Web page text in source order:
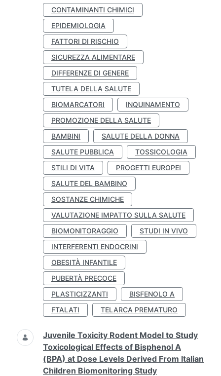
CONTAMINANTI CHIMICI
EPIDEMIOLOGIA
FATTORI DI RISCHIO
SICUREZZA ALIMENTARE
DIFFERENZE DI GENERE
TUTELA DELLA SALUTE
BIOMARCATORI
INQUINAMENTO
PROMOZIONE DELLA SALUTE
BAMBINI
SALUTE DELLA DONNA
SALUTE PUBBLICA
TOSSICOLOGIA
STILI DI VITA
PROGETTI EUROPEI
SALUTE DEL BAMBINO
SOSTANZE CHIMICHE
VALUTAZIONE IMPATTO SULLA SALUTE
BIOMONITORAGGIO
STUDI IN VIVO
INTERFERENTI ENDOCRINI
OBESITÀ INFANTILE
PUBERTÀ PRECOCE
PLASTICIZZANTI
BISFENOLO A
FTALATI
TELARCA PREMATURO
Juvenile Toxicity Rodent Model to Study
Toxicological Effects of Bisphenol A
(BPA) at Dose Levels Derived From Italian
Children Biomonitoring Study